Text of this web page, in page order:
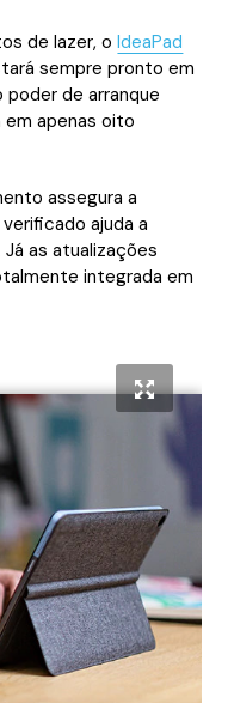
de lazer, oIdeaPad
sempre pronto em
de arranque
apenas oito
assegura a
ajuda a
as atualizações
integrada em